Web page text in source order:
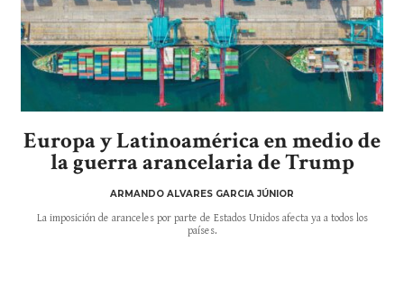
Europa y Latinoamérica en medio de
la guerra arancelaria de Trump
ARMANDO ALVARES GARCIA JÚNIOR
La imposición de aranceles por parte de Estados Unidos afecta ya a todos los
países.